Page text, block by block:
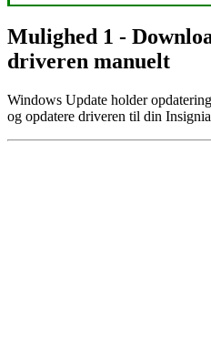
Mulighed 1 -
driveren manuelt
Windows Update holder
og opdatere driveren til din